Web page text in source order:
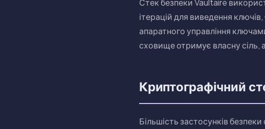
Стек безпеки Vaultaire
ітерацій для виведення
апаратного управління
сховище отримує власну сіль,
Криптографічний
Більшість застосунків